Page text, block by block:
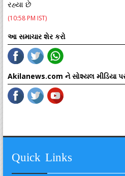
રહ્યા છે
(10:58 PM IST)
આ સમાચાર શેર કરો
Akilanews.com ને સોશ્યલ મીડિયા
Quick Links